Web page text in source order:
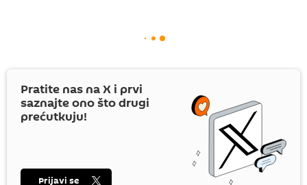
Pratite nas naX i prvi
saznajte ono što drugi
prećutkuju!
Prijavi se